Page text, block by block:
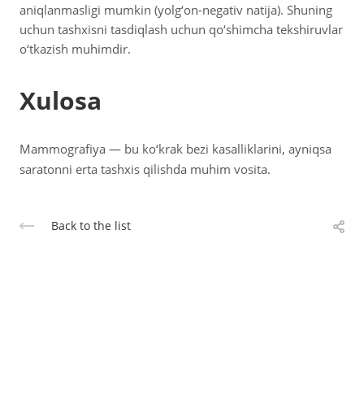
aniqlanmasligi mumkin (yolg‘on-negativ natija). Shuning
uchun tashxisni tasdiqlash uchun qo‘shimcha tekshiruvlar
o‘tkazish muhimdir.
Xulosa
Mammografiya — bu ko‘krak bezi kasalliklarini, ayniqsa
saratonni erta tashxis qilishda muhim vosita.
Back to the list